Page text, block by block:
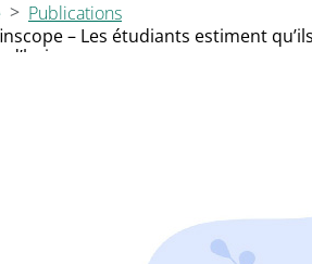
Publications
– Les étudiants estiment